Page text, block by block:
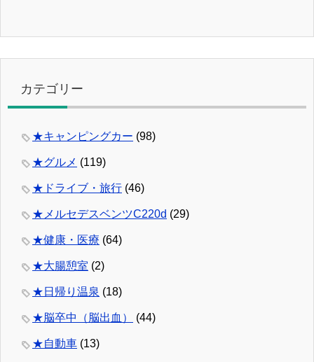
カテゴリー
★キャンピングカー (98)
★グルメ (119)
★ドライブ・旅行 (46)
★メルセデスベンツC220d (29)
★健康・医療 (64)
★大腸憩室 (2)
★日帰り温泉 (18)
★脳卒中（脳出血） (44)
★自動車 (13)